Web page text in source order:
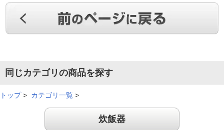
（北海道
と同じお米？って思ったほどです。そして、わざと保温でおい
ておきましたが、本当に美味しさが持続していました。
60代
同じカテゴリの商品を探す
トップ> カテゴリ一覧 >
炊飯器